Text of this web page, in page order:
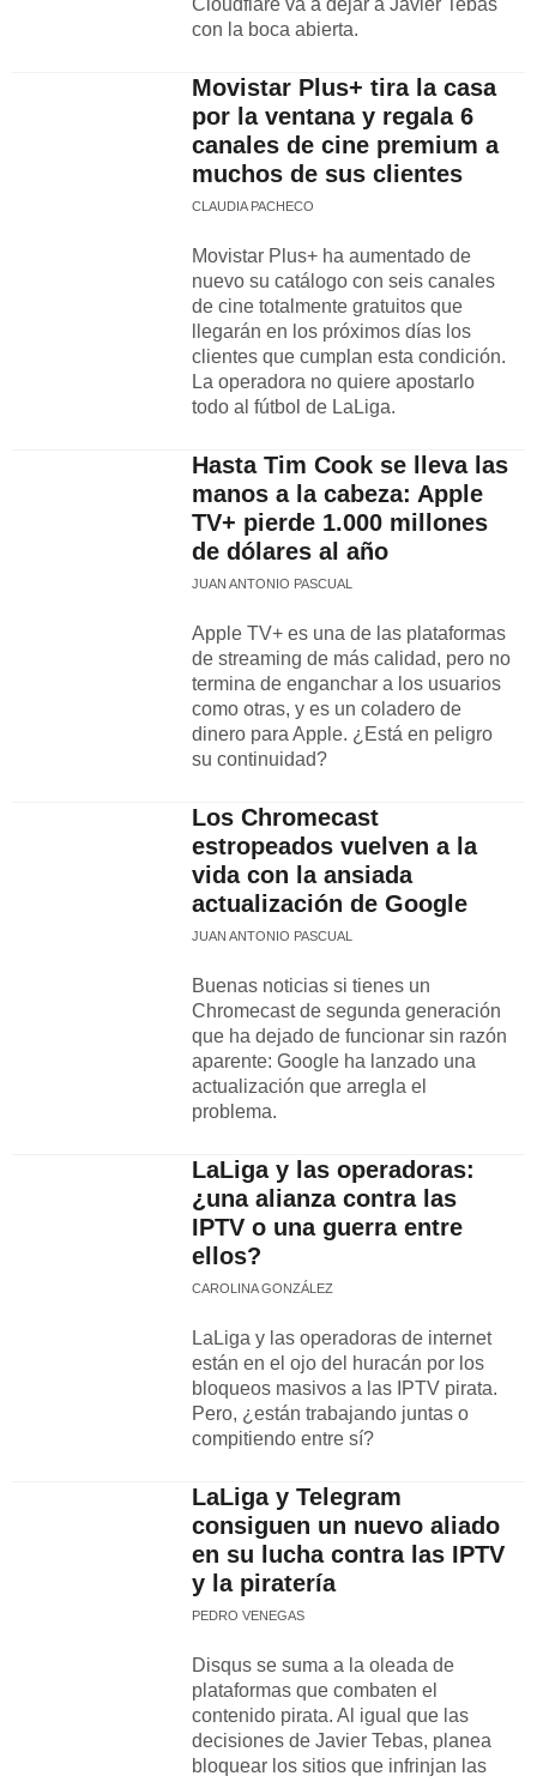
Cloudflare va a dejar a Javier Tebas
con la boca abierta.
Movistar Plus+ tira la casa
por la ventana y regala 6
canales de cine premium a
muchos de sus clientes
CLAUDIA PACHECO
Movistar Plus+ ha aumentado de
nuevo su catálogo con seis canales
de cine totalmente gratuitos que
llegarán en los próximos días los
clientes que cumplan esta condición.
La operadora no quiere apostarlo
todo al fútbol de LaLiga.
Hasta Tim Cook se lleva las
manos a la cabeza: Apple
TV+ pierde 1.000 millones
de dólares al año
JUAN ANTONIO PASCUAL
Apple TV+ es una de las plataformas
de streaming de más calidad, pero no
termina de enganchar a los usuarios
como otras, y es un coladero de
dinero para Apple. ¿Está en peligro
su continuidad?
Los Chromecast
estropeados vuelven a la
vida con la ansiada
actualización de Google
JUAN ANTONIO PASCUAL
Buenas noticias si tienes un
Chromecast de segunda generación
que ha dejado de funcionar sin razón
aparente: Google ha lanzado una
actualización que arregla el
problema.
LaLiga y las operadoras:
¿una alianza contra las
IPTV o una guerra entre
ellos?
CAROLINA GONZÁLEZ
LaLiga y las operadoras de internet
están en el ojo del huracán por los
bloqueos masivos a las IPTV pirata.
Pero, ¿están trabajando juntas o
compitiendo entre sí?
LaLiga y Telegram
consiguen un nuevo aliado
en su lucha contra las IPTV
y la piratería
PEDRO VENEGAS
Disqus se suma a la oleada de
plataformas que combaten el
contenido pirata. Al igual que las
decisiones de Javier Tebas, planea
bloquear los sitios que infrinjan las